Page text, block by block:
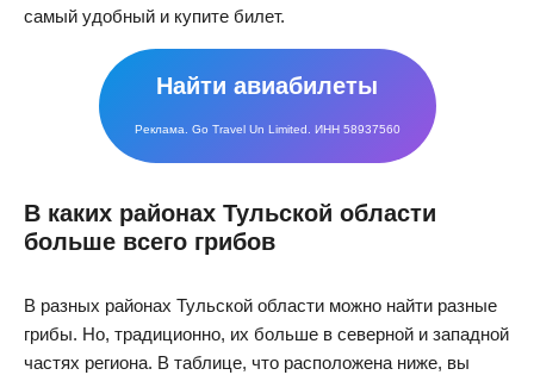
самый удобный и купите билет.
Найти авиабилеты
Реклама. Go Travel Un Limited. ИНН 58937560
В каких районах Тульской области
больше всего грибов
В разных районах Тульской области можно найти разные
грибы. Но, традиционно, их больше в северной и западной
частях региона. В таблице, что расположена ниже, вы